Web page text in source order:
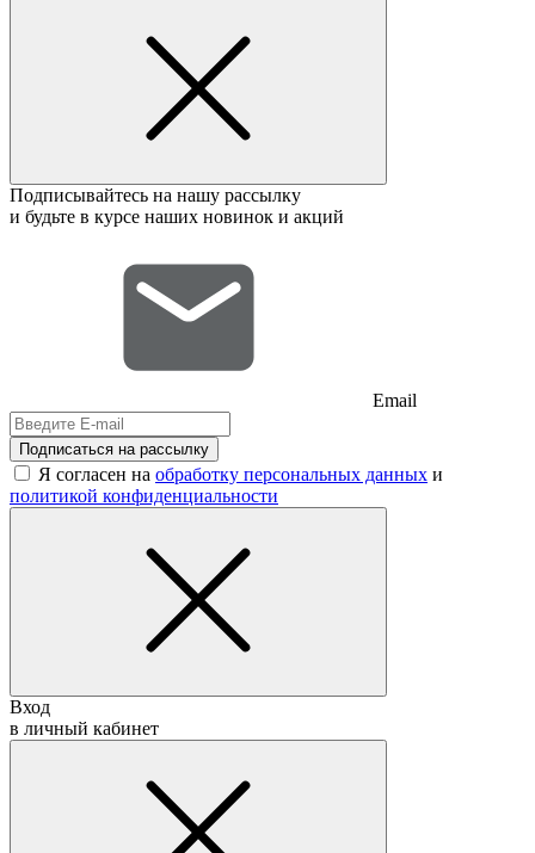
Подписывайтесь на нашу рассылку
и будьте в курсе наших новинок и акций
Email
Подписаться на рассылку
Я согласен на обработку персональных данных и
политикой конфиденциальности
Вход
в личный кабинет